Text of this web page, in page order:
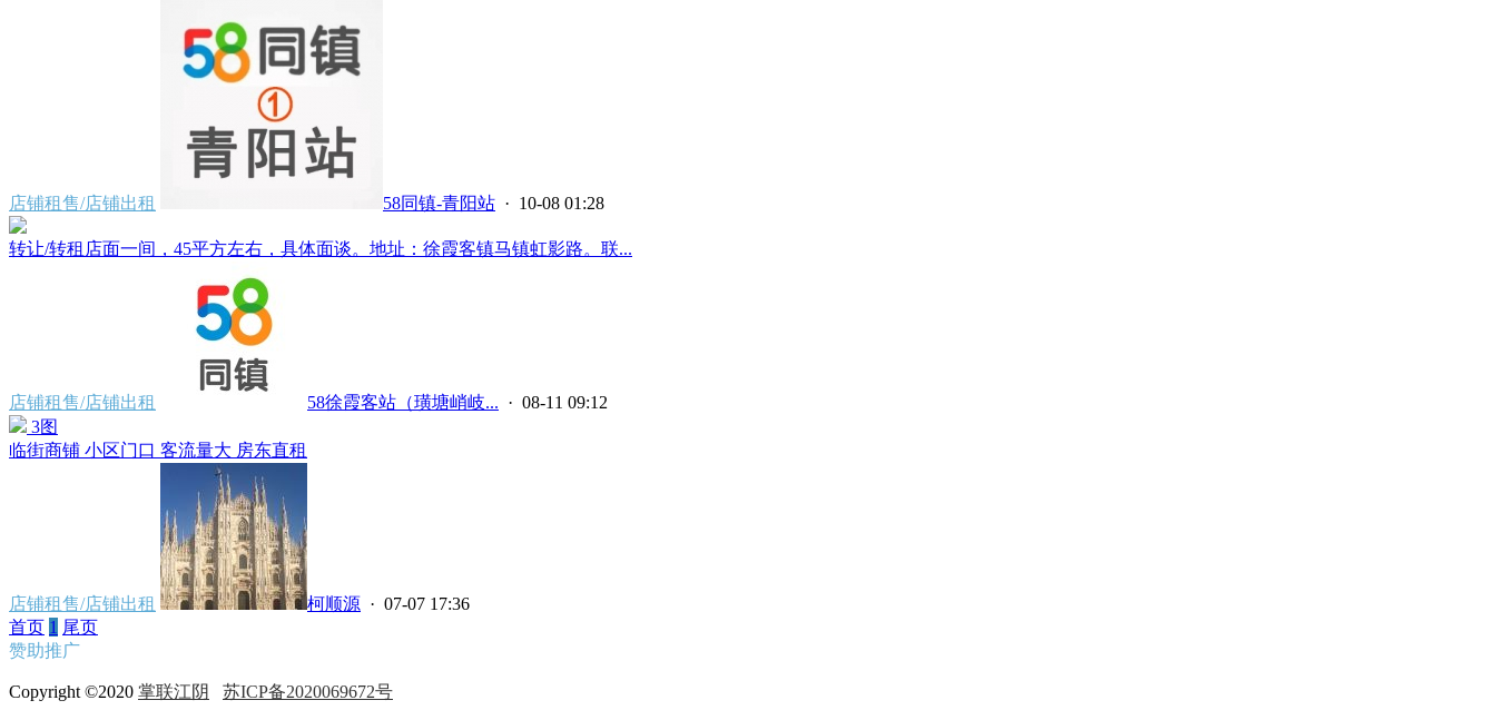
店铺租售/店铺出租 58同镇-青阳站 · 10-08 01:28
转让/转租店面一间，45平方左右，具体面谈。地址：徐霞客镇马镇虹影路。联...
店铺租售/店铺出租 58徐霞客站（璜塘峭岐... · 08-11 09:12
3图
临街商铺 小区门口 客流量大 房东直租
店铺租售/店铺出租 柯顺源 · 07-07 17:36
首页 1 尾页
赞助推广
Copyright ©2020 掌联江阴 苏ICP备2020069672号